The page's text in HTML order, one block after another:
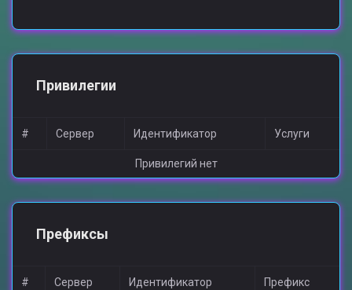
Привилегии
# Сервер Идентификатор Услуги
Привилегий нет
Префиксы
# Сервер Идентификатор Префикс